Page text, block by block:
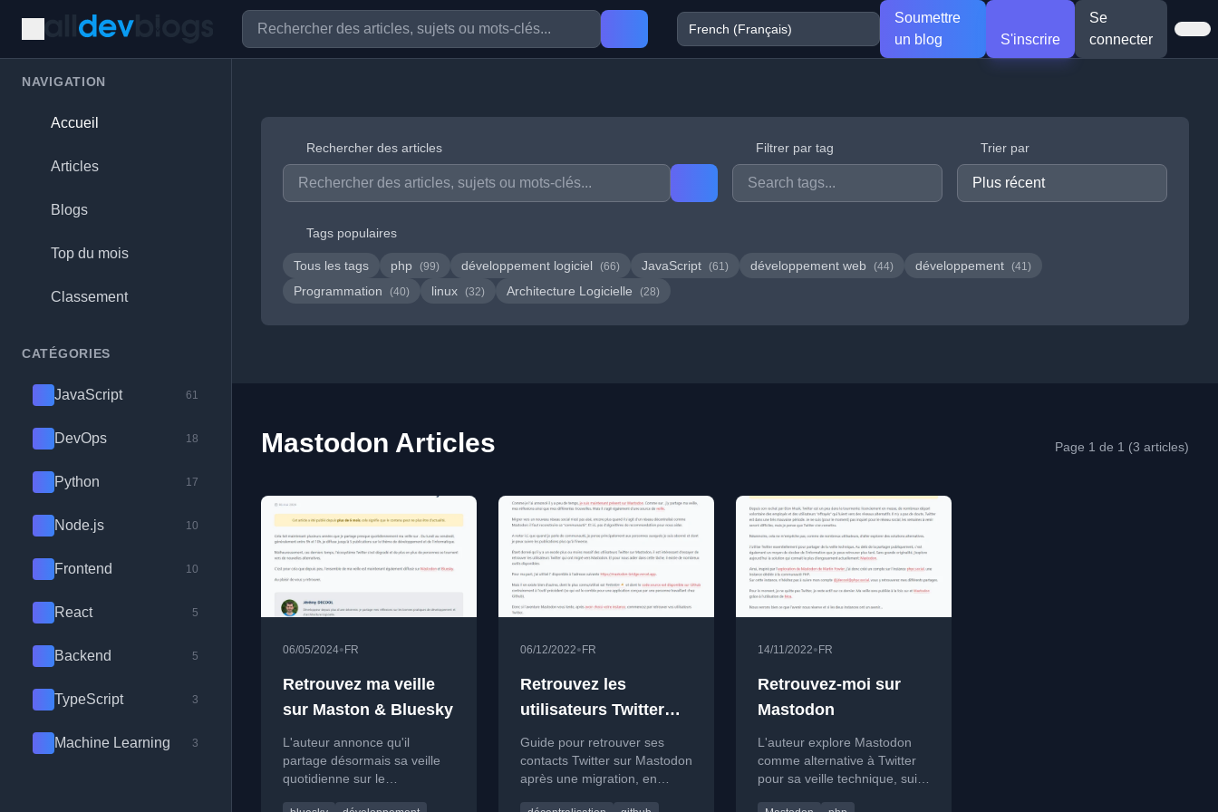
Soumettre
un blog
S'inscrire
Se
connecter
NAVIGATION
Accueil
Articles
Blogs
Top du mois
Classement
CATÉGORIES
JavaScript 61
DevOps 18
Python 17
Node.js 10
Frontend 10
React 5
Backend 5
TypeScript 3
Machine Learning 3
Rechercher des articles Filtrer par tag Trier par
Tags populaires
Tous les tags php (99) développement logiciel (66) JavaScript (61) développement web (44) développement (41)
Programmation (40) linux (32) Architecture Logicielle (28)
Mastodon Articles Page 1 de 1 (3 articles)
06/05/2024• FR
Retrouvez ma veille
sur Maston & Bluesky
L'auteur annonce qu'il
partage désormais sa veille
quotidienne sur le
06/12/2022• FR
Retrouvez les
utilisateurs Twitter
sur Mastodon
Guide pour retrouver ses
contacts Twitter sur Mastodon
après une migration, en
14/11/2022• FR
Retrouvez-moi sur
Mastodon
L'auteur explore Mastodon
comme alternative à Twitter
pour sa veille technique, suite